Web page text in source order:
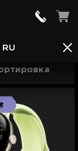
RU часы
4 в